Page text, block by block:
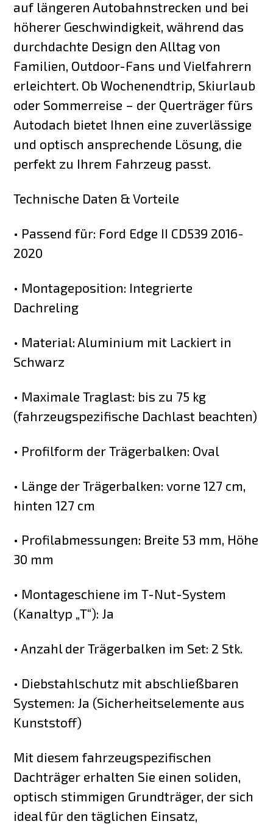
auf längeren Autobahnstrecken und bei
höherer Geschwindigkeit, während das
durchdachte Design den Alltag von
Familien, Outdoor-Fans und Vielfahrern
erleichtert. Ob Wochenendtrip, Skiurlaub
oder Sommerreise – der Querträger fürs
Autodach bietet Ihnen eine zuverlässige
und optisch ansprechende Lösung, die
perfekt zu Ihrem Fahrzeug passt.
Technische Daten & Vorteile
• Passend für: Ford Edge II CD539 2016-
2020
• Montageposition: Integrierte
Dachreling
• Material: Aluminium mit Lackiert in
Schwarz
• Maximale Traglast: bis zu 75 kg
(fahrzeugspezifische Dachlast beachten)
• Profilform der Trägerbalken: Oval
• Länge der Trägerbalken: vorne 127 cm,
hinten 127 cm
• Profilabmessungen: Breite 53 mm, Höhe
30 mm
• Montageschiene im T-Nut-System
(Kanaltyp „T“): Ja
• Anzahl der Trägerbalken im Set: 2 Stk.
• Diebstahlschutz mit abschließbaren
Systemen: Ja (Sicherheitselemente aus
Kunststoff)
Mit diesem fahrzeugspezifischen
Dachträger erhalten Sie einen soliden,
optisch stimmigen Grundträger, der sich
ideal für den täglichen Einsatz,